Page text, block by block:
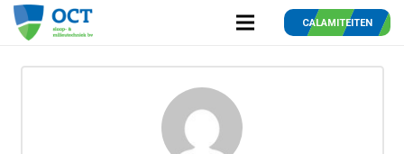
CALAMITEITEN